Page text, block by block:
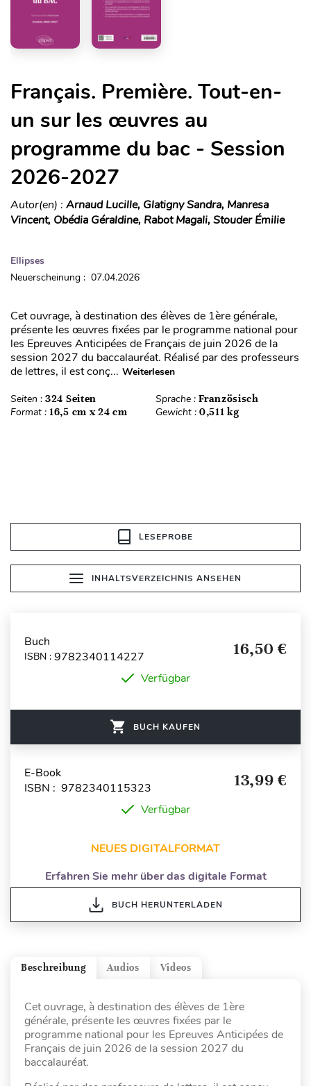
Français. Première. Tout-en-
un sur les œuvres au
programme du bac - Session
2026-2027
Autor(en) : Arnaud Lucille, Glatigny Sandra, Manresa
Vincent, Obédia Géraldine, Rabot Magali, Stouder Émilie
Ellipses
Neuerscheinung : 07.04.2026
Cet ouvrage, à destination des élèves de 1ère générale,
présente les œuvres fixées par le programme national pour
les Epreuves Anticipées de Français de juin 2026 de la
session 2027 du baccalauréat. Réalisé par des professeurs
de lettres, il est conç... Weiterlesen
Seiten : 324 Seiten Sprache : Französisch
Format : 16,5 cm x 24 cm Gewicht : 0,511 kg
LESEPROBE
INHALTSVERZEICHNIS ANSEHEN
Buch
ISBN : 9782340114227 16,50 €
Verfügbar
BUCH KAUFEN
E-Book
ISBN : 9782340115323
13,99 €
Verfügbar
NEUES DIGITALFORMAT
Erfahren Sie mehr über das digitale Format
BUCH HERUNTERLADEN
Videos
Audios
Beschreibung
Cet ouvrage, à destination des élèves de 1ère
générale, présente les œuvres fixées par le
programme national pour les Epreuves Anticipées de
Français de juin 2026 de la session 2027 du
baccalauréat.